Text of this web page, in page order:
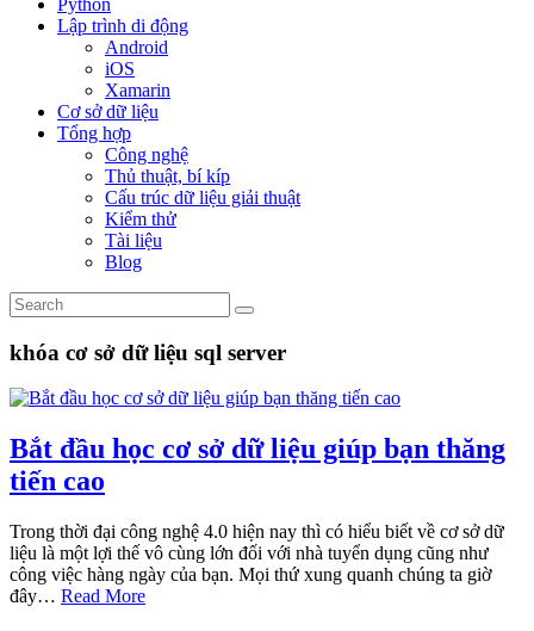
Python
Lập trình di động
Android
iOS
Xamarin
Cơ sở dữ liệu
Tổng hợp
Công nghệ
Thủ thuật, bí kíp
Cấu trúc dữ liệu giải thuật
Kiểm thử
Tài liệu
Blog
khóa cơ sở dữ liệu sql server
Bắt đầu học cơ sở dữ liệu giúp bạn thăng
tiến cao
Trong thời đại công nghệ 4.0 hiện nay thì có hiểu biết về cơ sở dữ
liệu là một lợi thế vô cùng lớn đối với nhà tuyển dụng cũng như
công việc hàng ngày của bạn. Mọi thứ xung quanh chúng ta giờ
đây… Read More